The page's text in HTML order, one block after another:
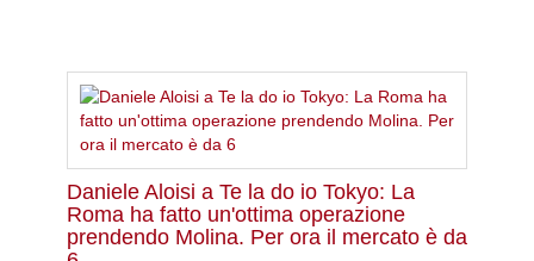
Daniele Aloisi a Te la do io Tokyo: La
Roma ha fatto un'ottima operazione
prendendo Molina. Per ora il mercato è da